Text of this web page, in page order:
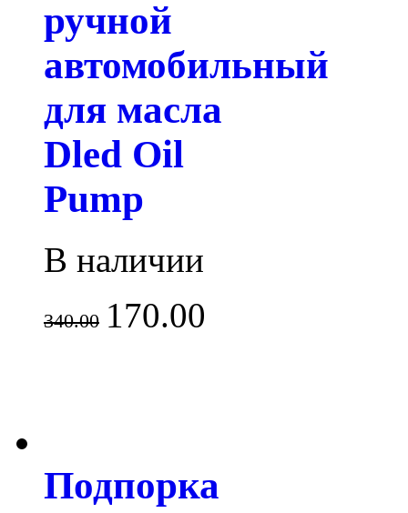
ручной
автомобильный
для масла
Dled Oil
Pump
В наличии
340.00 170.00
Подпорка